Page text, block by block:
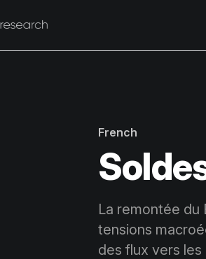
French
La remontée du
tensions
des flux vers